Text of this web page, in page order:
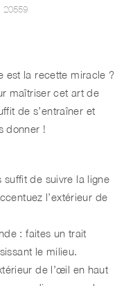
20559
est la recette miracle ?
maîtriser cet art de
de s’entraîner et
donner !
suffit de suivre la ligne
l’extérieur de
: faites un trait
le milieu.
de l’œil en haut